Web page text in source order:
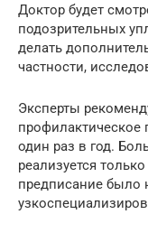
Доктор будет
подозрительных
делать
частности,
Эксперты
один раз в год.
реализуется
предписание было